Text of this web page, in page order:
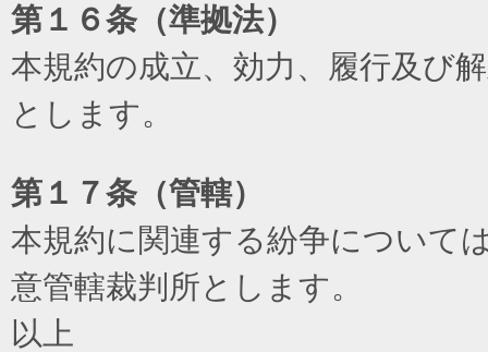
第１６条（準拠法）
本規約の成立、効力、履行及び
とします。
第１７条（管轄）
本規約に関連する紛争について
意管轄裁判所とします。
以上